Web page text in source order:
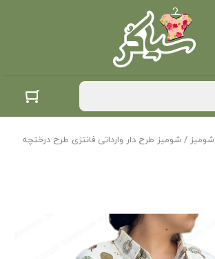
شومیز / شومیز طرح دار وارداتی فانتزی طرح درختچه